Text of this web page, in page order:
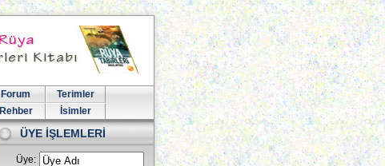
Forum
Terimler
Rehber İsimler
ÜYE İŞLEMLERİ
Üye: